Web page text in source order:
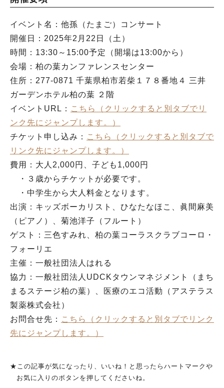
イベント名：他孫（たまご）コンサート
開催日：2025年2月22日（土）
時間：13:30～15:00予定（開場は13:00から）
会場：柏の葉カンファレンスセンター
住所：277-0871 千葉県柏市若柴１７８番地４ 三井
ガーデンホテル柏の葉 ２階
イベントURL： こちら（クリックすると別タブでリ
ンク先にジャンプします。）
チケット申し込み： こちら（クリックすると別タブで
リンク先にジャンプします。）
費用：大人2,000円、子ども1,000円
・３歳からチケットが必要です。
・中学生から大人料金となります。
出演：キッズボーカリスト、ひなたなほこ、眞間麻美
（ピアノ）、菊池洋子（フルート）
ゲスト：三色すみれ、柏の葉コーラスクラブコーロ・
フォーリエ
主催：一般社団法人はれる
協力：一般社団法人UDCKタウンマネジメント（まち
まるステージ柏の葉）、医療のエコ活動（アステラス
製薬株式会社）
お問合せ先： こちら（クリックすると別タブでリンク
先にジャンプします。）
★この記事が気になったり、いいね！と思ったらハートマークや
お気に入りのボタンを押してくださいね。